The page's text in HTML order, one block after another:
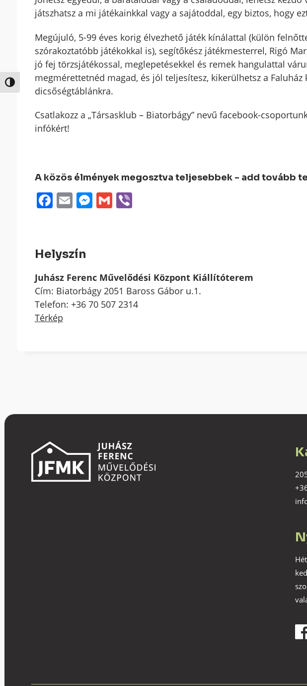
Nagy kontraszt váltása
játszhatsz a mi játékainkkal vagy a sajátoddal, egy biztos, hogy
Megújuló, 5-99 éves korig élvezhető játék kínálattal (külön
szórakoztatóbb játékokkal is), segítőkész játékmesterrel, Rigó
jó fej törzsjátékossal, meglepetésekkel és remek hangulattal
megmérettetnéd magad, és jól teljesítesz, kikerülhetsz a
dicsőségtáblánkra.
Csatlakozz a „Társasklub – Biatorbágy” nevű facebook-
infókért!
A közös élmények megosztva teljesebbek - add tovább
Facebook
EmailMessenger
GmailViber
Helyszín
Juhász Ferenc Művelődési Központ Kiállítóterem
Cím: Biatorbágy 2051 Baross Gábor u.1.
Telefon: +36 70 507 2314
Térkép